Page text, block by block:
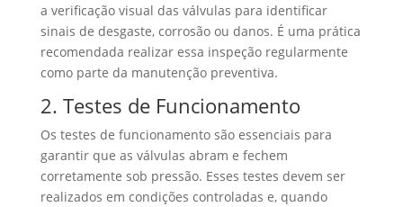
a verificação visual das válvulas para identificar
sinais de desgaste, corrosão ou danos. É uma prática
recomendada realizar essa inspeção regularmente
como parte da manutenção preventiva.
2. Testes de Funcionamento
Os testes de funcionamento são essenciais para
garantir que as válvulas abram e fechem
corretamente sob pressão. Esses testes devem ser
realizados em condições controladas e, quando